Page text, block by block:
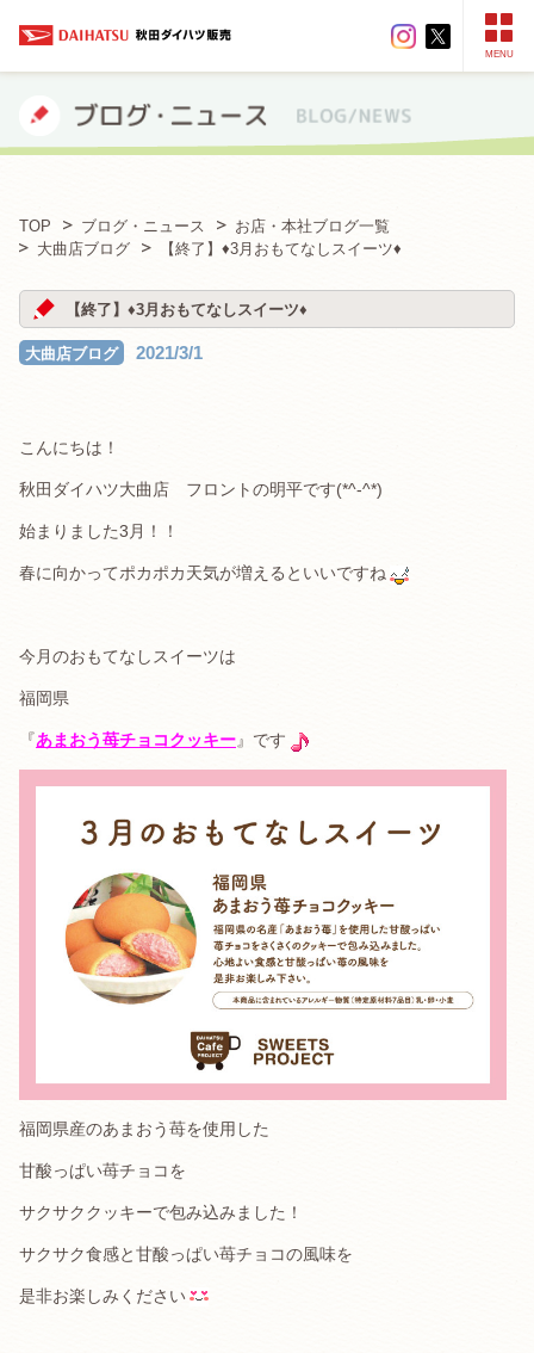
MENU
TOP ブログ・ニュース
お店・本社ブログ一覧
大曲店ブログ
【終了】♦3月おもてなしスイーツ♦
【終了】♦3月おもてなしスイーツ♦
大曲店ブログ 2021/3/1
こんにちは！
秋田ダイハツ大曲店 フロントの明平です(*^-^*)
始まりました3月！！
春に向かってポカポカ天気が増えるといいですね
今月のおもてなしスイーツは
福岡県
『あまおう苺チョコクッキー』です
福岡県産のあまおう苺を使用した
甘酸っぱい苺チョコを
サクサククッキーで包み込みました！
サクサク食感と甘酸っぱい苺チョコの風味を
是非お楽しみください